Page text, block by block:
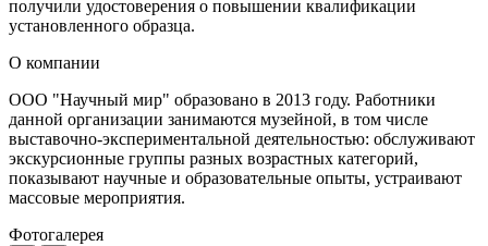
получили удостоверения о повышении квалификации
установленного образца.
О компании
ООО "Научный мир" образовано в 2013 году. Работники
данной организации занимаются музейной, в том числе
выставочно-экспериментальной деятельностью: обслуживают
экскурсионные группы разных возрастных категорий,
показывают научные и образовательные опыты, устраивают
массовые мероприятия.
Фотогалерея